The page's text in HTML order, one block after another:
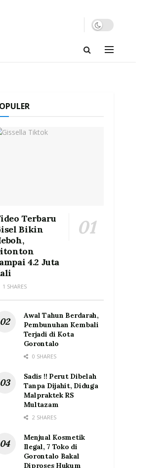
Terbaru
Bikin
4.2 Juta
1 SHARES
Awal Tahun Berdarah,
Pembunuhan Kembali
Terjadi di Kota
Gorontalo
0 SHARES
Sadis !! Perut Dibelah
Tanpa Dijahit, Diduga
Malpraktek RS
Multazam
2 SHARES
Menjual Kosmetik
Ilegal, 7 Toko di
Gorontalo Bakal
Diproses Hukum